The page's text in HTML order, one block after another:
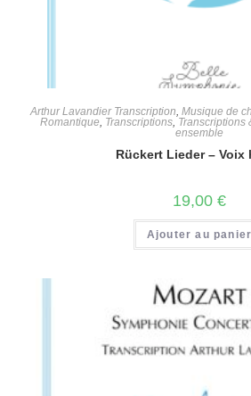
Arthur Lavandier Transcription Musique de
Romantique Transcriptions Transcriptions
ensemble
Rückert Lieder – Voix
19,00 €
Ajouter au panier